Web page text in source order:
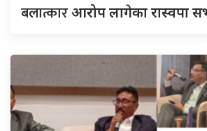
बलात्कारआरोप लागेका रास्वपा